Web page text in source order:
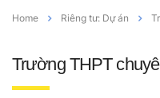
Home Riêng tư: Dự án
Trường THPT